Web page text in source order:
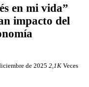
en mi vida”
impacto del
de 2025 2,1K Veces